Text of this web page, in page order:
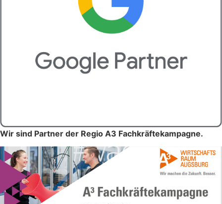
Wir sind Partner der Regio A3 Fachkräftekampagne.